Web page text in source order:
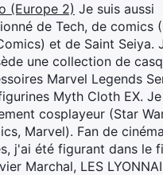
(Europe 2) Je suis aussi
de Tech, de comics
et de Saint Seiya.
une collection de
Marvel Legends
Myth Cloth EX.
cosplayeur (Star
Marvel). Fan de
j'ai été figurant dans le
Marchal, LES